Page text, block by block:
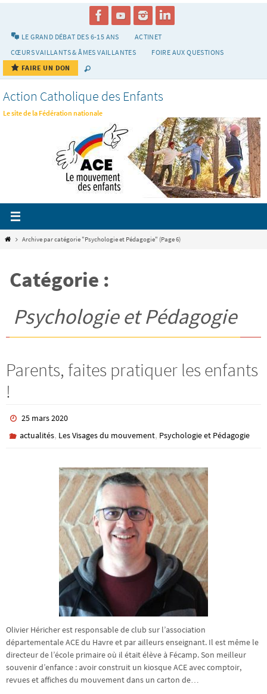
LE GRAND DÉBAT DES 6-15 ANS
ACTINET
CŒURS VAILLANTS & ÂMES VAILLANTES
FOIRE AUX QUESTIONS
FAIRE UN DON
Action Catholique des Enfants
Le site de la Fédération nationale
HomeArchive par catégorie "Psychologie et Pédagogie" (Page 6)
Catégorie :
Psychologie et Pédagogie
Parents, faites pratiquer les enfants
!
25 mars 2020
actualités, Les Visages du mouvement, Psychologie et Pédagogie
Olivier Héricher est responsable de club sur l’association
départementale ACE du Havre et par ailleurs enseignant. Il est même le
directeur de l’école primaire où il était élève à Fécamp. Son meilleur
souvenir d’enfance : avoir construit un kiosque ACE avec comptoir,
revues et affiches du mouvement dans un carton de…